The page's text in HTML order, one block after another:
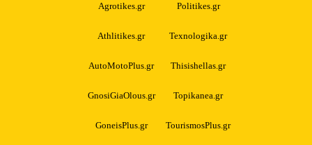
Agrotikes.gr Politikes.gr
Athlitikes.gr Texnologika.gr
AutoMotoPlus.gr Thisishellas.gr
GnosiGiaOlous.gr Topikanea.gr
GoneisPlus.gr TourismosPlus.gr